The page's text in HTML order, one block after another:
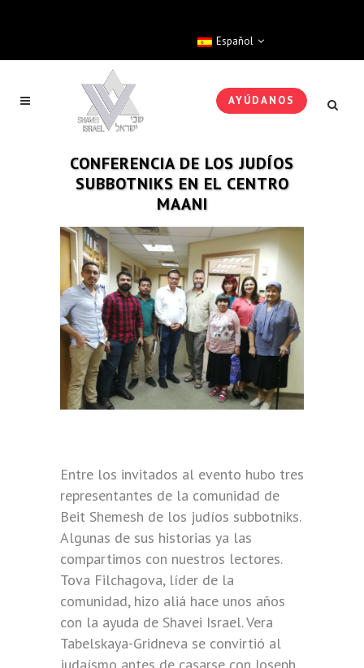
Español
AYÚDANOS
CONFERENCIA DE LOS JUDÍOS
SUBBOTNIKS EN EL CENTRO
MAANI
Entre los invitados al evento hubo tres
representantes de la comunidad de
Beit Shemesh de los judíos subbotniks.
Algunas de sus historias ya las
compartimos con nuestros lectores.
Tova Filchagova, líder de la
comunidad, hizo aliá hace unos años
con la ayuda de Shavei Israel. Vera
Tabelskaya-Gridneva se convirtió al